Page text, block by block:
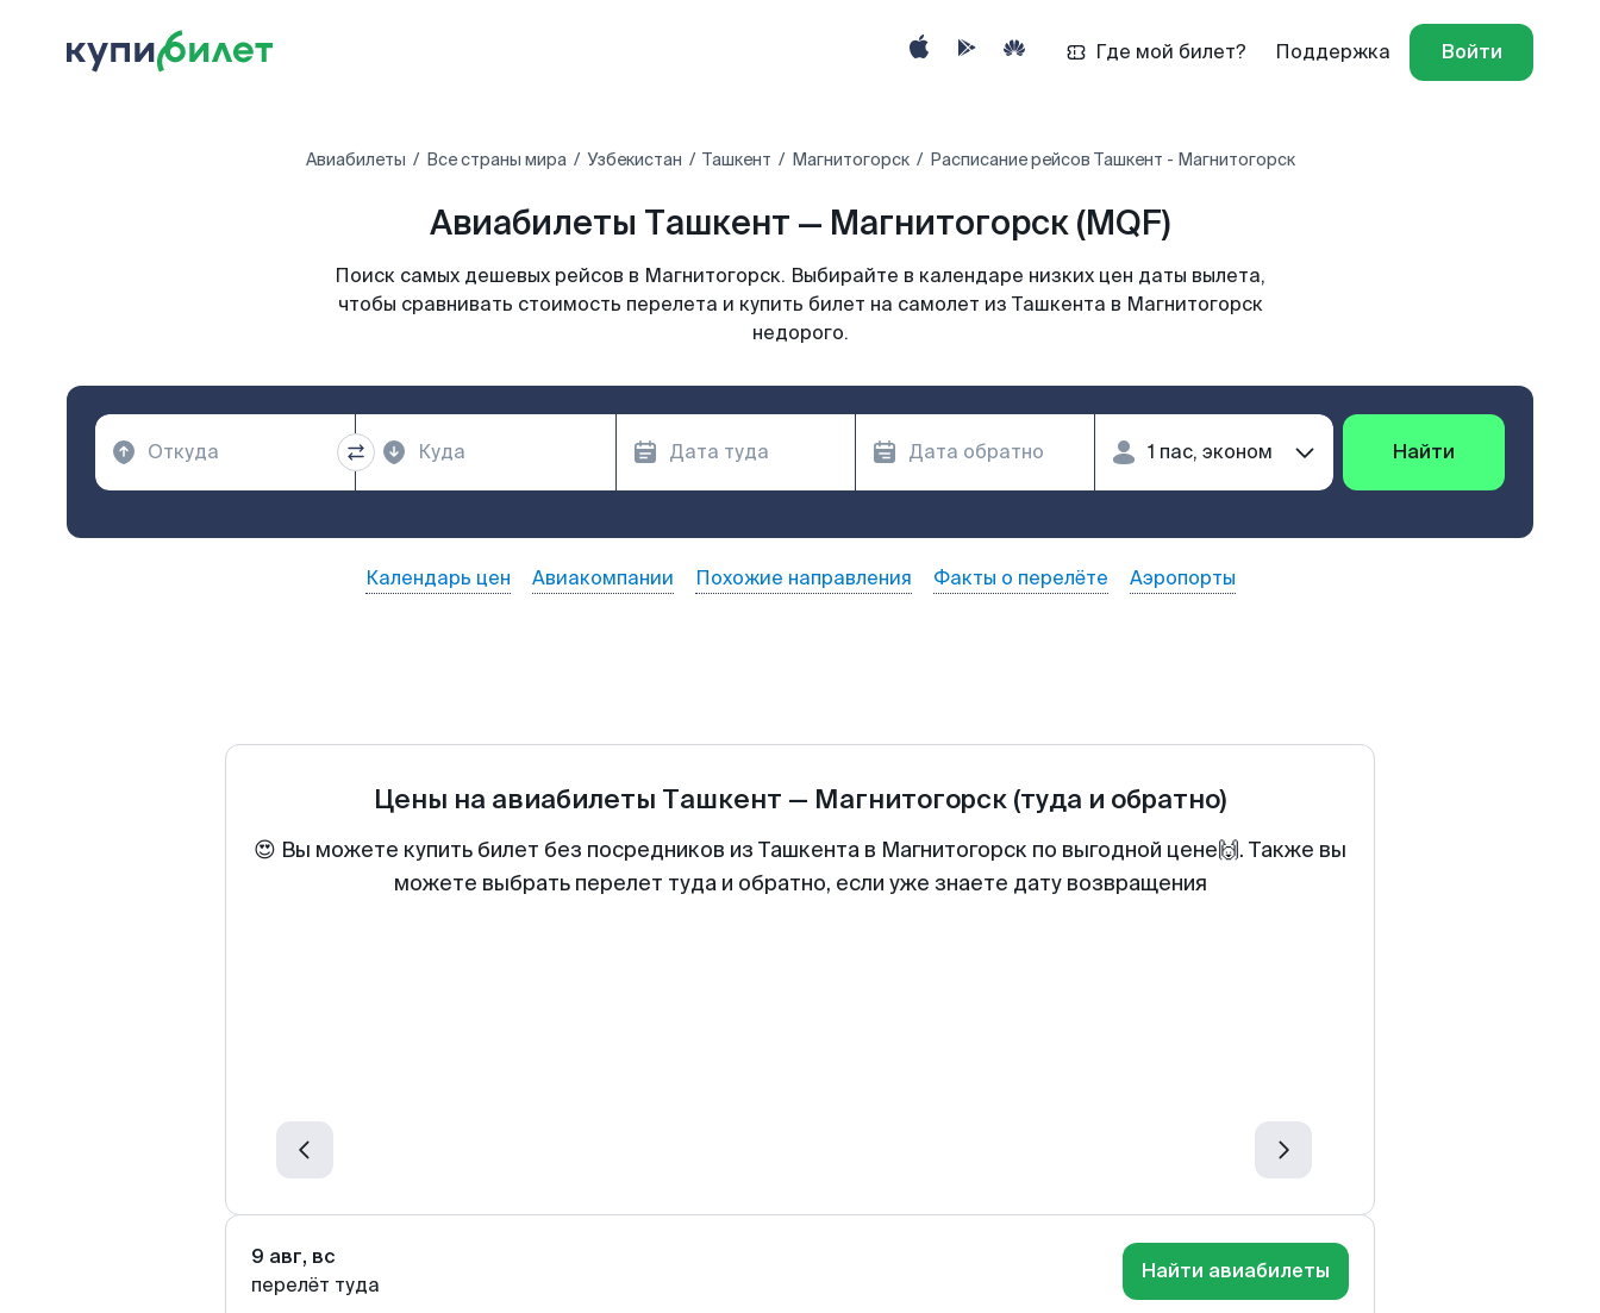
Где мой билет? Поддержка Войти
Авиабилеты Все страны мира Узбекистан Ташкент Магнитогорск Расписание рейсов Ташкент - Магнитогорск
Авиабилеты Ташкент — Магнитогорск (MQF)
Поиск самых дешевых рейсов в Магнитогорск. Выбирайте в календаре низких цен даты вылета,
чтобы сравнивать стоимость перелета и купить билет на самолет из Ташкента в Магнитогорск
недорого.
Найти
Календарь цен Авиакомпании Похожие направления Факты о перелёте Аэропорты
Цены на авиабилеты Ташкент — Магнитогорск (туда и обратно)
😍 Вы можете купить билет без посредников из Ташкента в Магнитогорск по выгодной цене🙌. Также вы
можете выбрать перелет туда и обратно, если уже знаете дату возвращения
9 авг, вс
перелёт туда
Найти авиабилеты